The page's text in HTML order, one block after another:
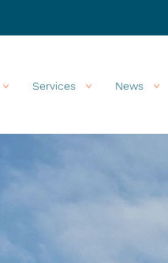
Services News